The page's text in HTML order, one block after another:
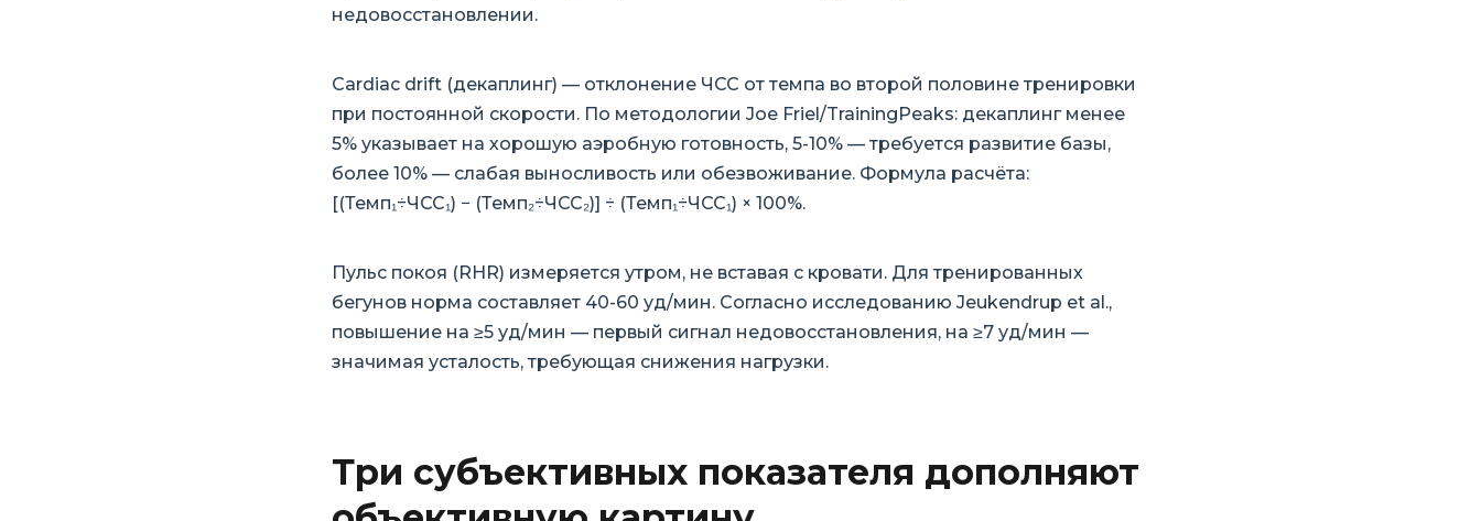
недовосстановлении.
Cardiac drift (декаплинг) — отклонение ЧСС от темпа во второй половине тренировки
при постоянной скорости. По методологии Joe Friel/TrainingPeaks: декаплинг менее
5% указывает на хорошую аэробную готовность, 5-10% — требуется развитие базы,
более 10% — слабая выносливость или обезвоживание. Формула расчёта:
[(Темп₁÷ЧСС₁) − (Темп₂÷ЧСС₂)] ÷ (Темп₁÷ЧСС₁) × 100%.
Пульс покоя (RHR) измеряется утром, не вставая с кровати. Для тренированных
бегунов норма составляет 40-60 уд/мин. Согласно исследованию Jeukendrup et al.,
повышение на ≥5 уд/мин — первый сигнал недовосстановления, на ≥7 уд/мин —
значимая усталость, требующая снижения нагрузки.
Три субъективных показателя дополняют